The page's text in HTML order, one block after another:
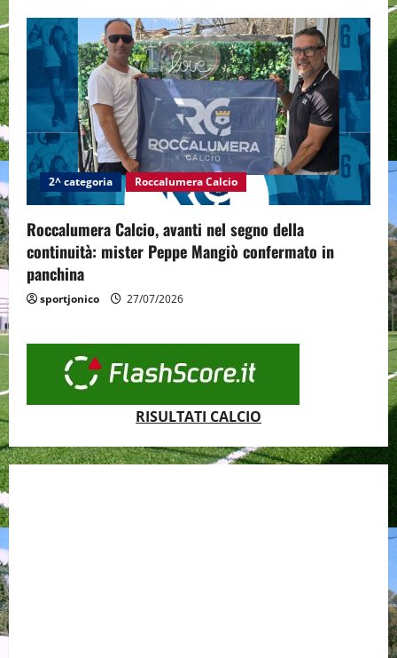
2^ categoria Roccalumera Calcio
Roccalumera Calcio, avanti nel segno della
continuità: mister Peppe Mangiò confermato in
panchina
sportjonico 27/07/2026
RISULTATI CALCIO